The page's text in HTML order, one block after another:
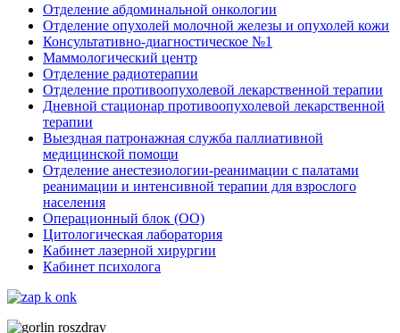
Отделение абдоминальной онкологии
Отделение опухолей молочной железы и опухолей кожи
Консультативно-диагностическое №1
Маммологический центр
Отделение радиотерапии
Отделение противоопухолевой лекарственной терапии
Дневной стационар противоопухолевой лекарственной
терапии
Выездная патронажная служба паллиативной
медицинской помощи
Отделение анестезиологии-реанимации с палатами
реанимации и интенсивной терапии для взрослого
населения
Операционный блок (ОО)
Цитологическая лаборатория
Кабинет лазерной хирургии
Кабинет психолога